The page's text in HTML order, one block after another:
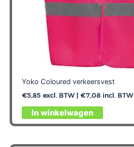
Yoko Coloured verkeersvest
€5,85excl. BTW | €7,08incl. BTW
In winkelwagen
Dit
product
meerdere